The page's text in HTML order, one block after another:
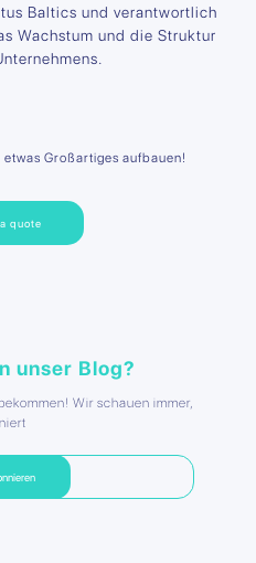
Baltics und verantwortlich
Wachstum und die Struktur
etwas Großartiges aufbauen!
quote
unser Blog?
Wir schauen immer,